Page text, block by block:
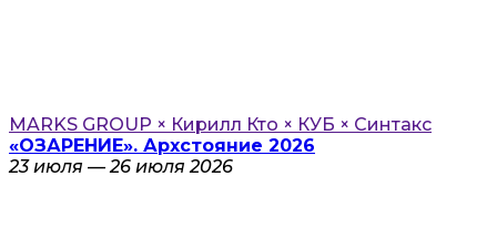
MARKS GROUP × Кирилл Кто × КУБ × Синтакс
«ОЗАРЕНИЕ». Архстояние 2026
23 июля — 26 июля 2026